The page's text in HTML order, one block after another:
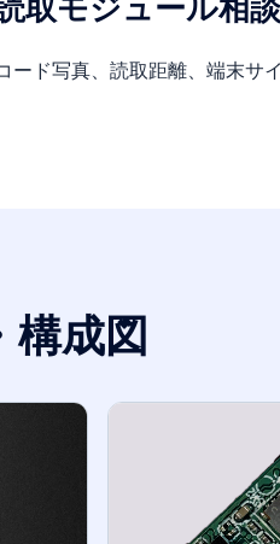
取モジュール相談
ード写真、読取距離、端末サ
構成図